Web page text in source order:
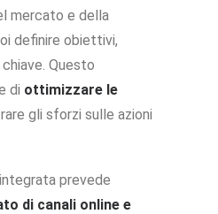
mercato e della
definire obiettivi,
Questo
di ottimizzare le
gli sforzi sulle azioni
prevede
di canali online e